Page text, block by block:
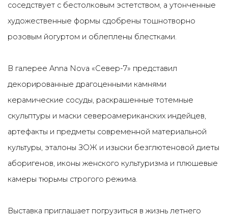
соседствует с бестолковым эстетством, а утонченные
художественные формы сдобрены тошнотворно
розовым йогуртом и облеплены блестками.
В галерее Anna Nova «Север-7» представил
декорированные драгоценными камнями
керамические сосуды, раскрашенные тотемные
скульптуры и маски североамериканских индейцев,
артефакты и предметы современной материальной
культуры, эталоны ЗОЖ и изыски безглютеновой диеты
аборигенов, иконы женского культуризма и плюшевые
камеры тюрьмы строгого режима.
Выставка приглашает погрузиться в жизнь летнего